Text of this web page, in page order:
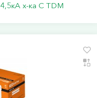
х-ка С TDM